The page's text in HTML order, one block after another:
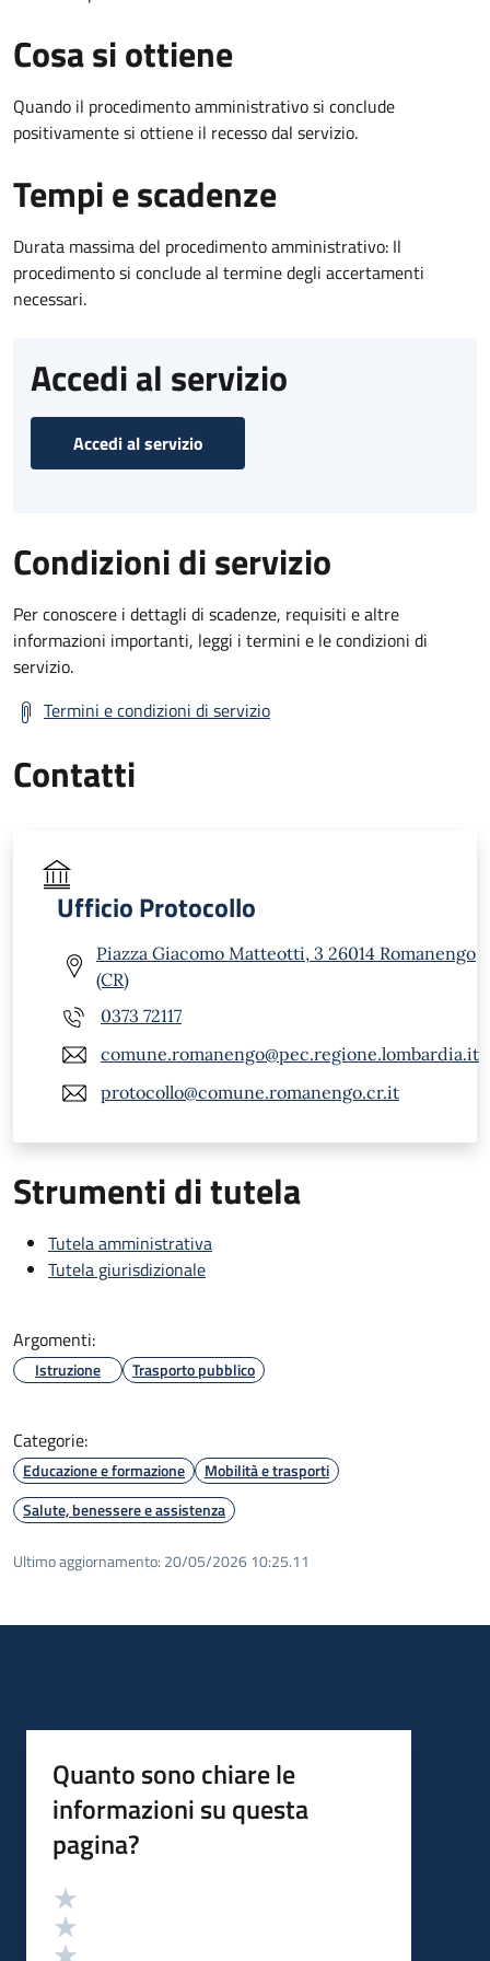
Cosa si ottiene
Quando il procedimento amministrativo si conclude
positivamente si ottiene il recesso dal servizio.
Tempi e scadenze
Durata massima del procedimento amministrativo: Il
procedimento si conclude al termine degli accertamenti
necessari.
Accedi al servizio
Accedi al servizio
Condizioni di servizio
Per conoscere i dettagli di scadenze, requisiti e altre
informazioni importanti, leggi i termini e le condizioni di
servizio.
Termini e condizioni di servizio
Contatti
Ufficio Protocollo
Piazza Giacomo Matteotti, 3 26014 Romanengo
(CR)
0373 72117
comune.romanengo@pec.regione.lombardia.it
protocollo@comune.romanengo.cr.it
Strumenti di tutela
Tutela amministrativa
Tutela giurisdizionale
Argomenti:
Istruzione Trasporto pubblico
Categorie:
Educazione e formazione
Mobilità e trasporti
Salute, benessere e assistenza
Ultimo aggiornamento: 20/05/2026 10:25.11
Quanto sono chiare le
informazioni su questa
pagina?
Valutazione